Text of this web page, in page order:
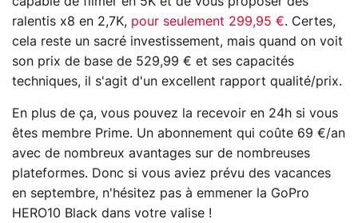
ralentis x8 en 2,7K, pour seulement 299,95 €. Certes,
cela reste un sacré investissement, mais quand on voit
son prix de base de 529,99 € et ses capacités
techniques, il s'agit d'un excellent rapport qualité/prix.
En plus de ça, vous pouvez la recevoir en 24h si vous
êtes membre Prime. Un abonnement qui coûte 69 €/an
avec de nombreux avantages sur de nombreuses
plateformes. Donc si vous aviez prévu des vacances
en septembre, n'hésitez pas à emmener la GoPro
HERO10 Black dans votre valise !